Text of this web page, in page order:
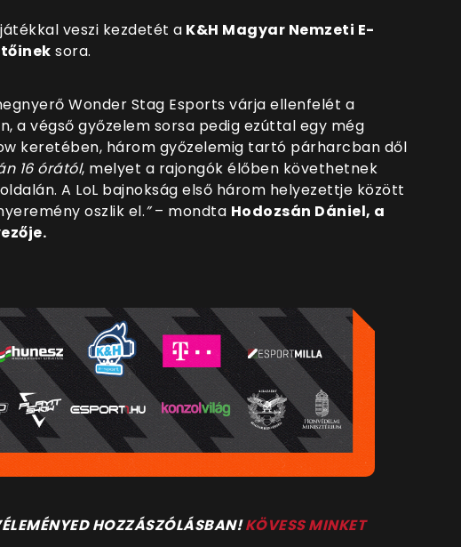
játékkal veszi kezdetét a K&H Magyar Nemzeti E-
sora.
Wonder Stag Esports várja ellenfelét a
a végső győzelem sorsa pedig ezúttal egy még
keretében, három győzelemig tartó párharcban dől
16 órától, melyet a rajongók élőben követhetnek
A LoL bajnokság első három helyezettje között
oszlik el.” – mondta Hodozsán Dániel, a
HOZZÁSZÓLÁSBAN!KÖVESS MINKET